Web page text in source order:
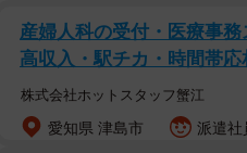
時代は1970年の大阪万博に遡
波）が開業し、大阪市営地下鉄
万博の開催に先立ち、近鉄で
産婦人科の受付・医療事
高収入・駅チカ・時間帯応
株式会社ホットスタッフ蟹江
愛知県 津島市 派遣社